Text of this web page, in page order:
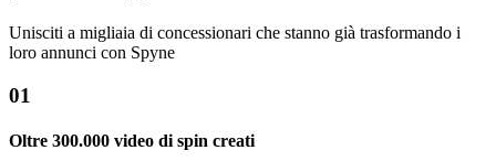
Unisciti a migliaia di concessionari che stanno già trasformando i
loro annunci con Spyne
01
Oltre 300.000 video di spin creati